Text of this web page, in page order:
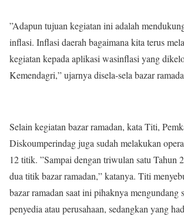
”Adapun tujuan kegiatan ini adalah
inflasi. Inflasi daerah bagaimana kita terus
kegiatan kepada aplikasi wasinflasi yang
Kemendagri,” ujarnya disela-sela bazar
Selain kegiatan bazar ramadan, kata Titi,
Diskoumperindag juga sudah melakukan
12 titik. ”Sampai dengan triwulan satu Tahun
dua titik bazar ramadan,” katanya. Titi
bazar ramadan saat ini pihaknya mengundang
penyedia atau perusahaan, sedangkan yang